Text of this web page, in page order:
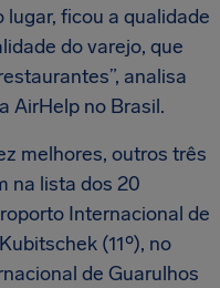
lugar, ficou a qualidade
do varejo, que
analisa
AirHelp no Brasil.
melhores, outros três
na lista dos 20
Internacional de
(11º), no
de Guarulhos